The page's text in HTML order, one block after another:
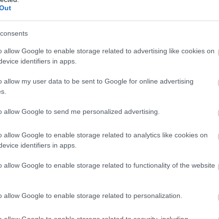
allow Google to enable storage related to advertising like cookies on
identifiers in apps.
allow my user data to be sent to Google for online advertising
allow Google to send me personalized advertising.
allow Google to enable storage related to analytics like cookies on
identifiers in apps.
allow Google to enable storage related to functionality of the website
allow Google to enable storage related to personalization.
Van egy jó, 4-4-2-es taktikánk, amiben
gondolta volna, hogy a tavaszi szereplésünk
a Fradi mögött a harmadikak leszünk. Ez